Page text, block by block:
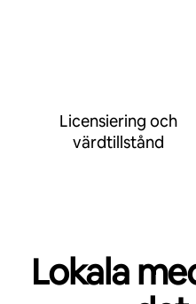
Licensiering och
värdtillstånd
Lokala